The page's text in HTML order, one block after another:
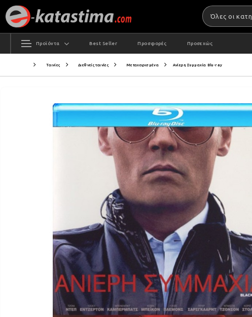
Προϊόντα Best Seller Προσφορές Προσεχώς
Ταινίες Διεθνείς ταινίες Μεταχειρισμένα Ανίερη Συμμαχία Blu-ray